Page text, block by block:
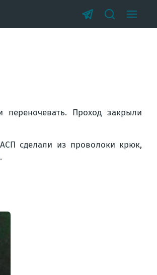
переночевать. Проход закрыли
сделали из проволоки крюк,